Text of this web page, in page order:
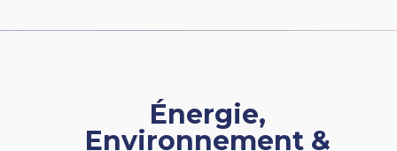
Énergie,
Environnement &